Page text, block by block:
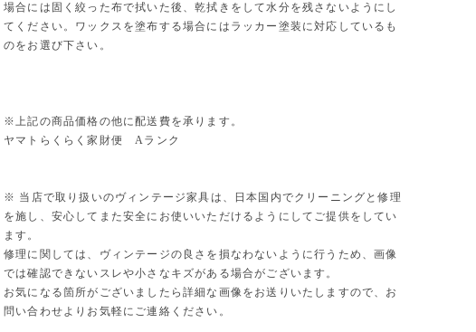
場合には固く絞った布で拭いた後、乾拭きをして水分を残さないようにし
てください。ワックスを塗布する場合にはラッカー塗装に対応しているも
のをお選び下さい。
※上記の商品価格の他に配送費を承ります。
ヤマトらくらく家財便 Aランク
※ 当店で取り扱いのヴィンテージ家具は、日本国内でクリーニングと修理
を施し、安心してまた安全にお使いいただけるようにしてご提供をしてい
ます。
修理に関しては、ヴィンテージの良さを損なわないように行うため、画像
では確認できないスレや小さなキズがある場合がございます。
お気になる箇所がございましたら詳細な画像をお送りいたしますので、お
問い合わせよりお気軽にご連絡ください。